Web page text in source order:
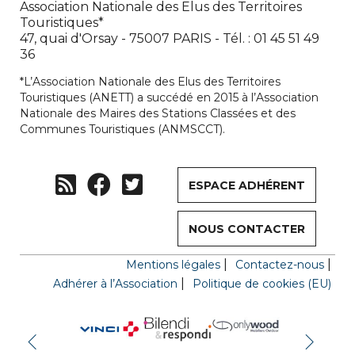
Association Nationale des Elus des Territoires
Touristiques*
47, quai d'Orsay - 75007 PARIS - Tél. : 01 45 51 49
36
*L’Association Nationale des Elus des Territoires
Touristiques (ANETT) a succédé en 2015 à l’Association
Nationale des Maires des Stations Classées et des
Communes Touristiques (ANMSCCT).
ESPACE ADHÉRENT
NOUS CONTACTER
Mentions légales
Contactez-nous
Adhérer à l’Association
Politique de cookies (EU)